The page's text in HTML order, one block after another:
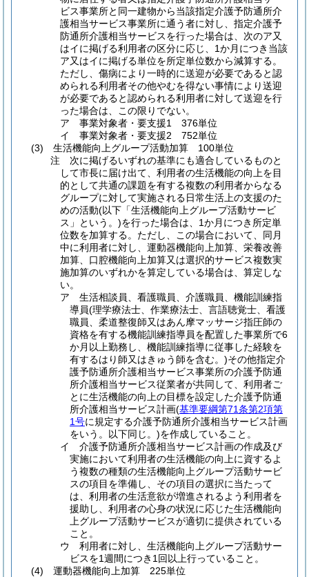
ビス事業所と同一建物から当該指定介護予防通所介
護相当サービス事業所に通う者に対し、指定介護予
防通所介護相当サービスを行った場合は、次のア又
はイに掲げる利用者の区分に応じ、1か月につき当該
ア又はイに掲げる単位を所定単位数から減算する。
ただし、傷病により一時的に送迎が必要であると認
められる利用者その他やむを得ない事情により送迎
が必要であると認められる利用者に対して送迎を行
った場合は、この限りでない。
ア 事業対象者・要支援1 376単位
イ 事業対象者・要支援2 752単位
(3) 生活機能向上グループ活動加算 100単位
注 次に掲げるいずれの基準にも適合しているものと
して市長に届け出て、利用者の生活機能の向上を目
的として共通の課題を有する複数の利用者からなる
グループに対して実施される日常生活上の支援のた
めの活動(以下「生活機能向上グループ活動サービ
ス」という。)を行った場合は、1か月につき所定単
位数を加算する。ただし、この場合において、同月
中に利用者に対し、運動器機能向上加算、栄養改善
加算、口腔機能向上加算又は選択的サービス複数実
施加算のいずれかを算定している場合は、算定しな
い。
ア 生活相談員、看護職員、介護職員、機能訓練指
導員(理学療法士、作業療法士、言語聴覚士、看護
職員、柔道整復師又はあん摩マッサージ指圧師の
資格を有する機能訓練指導員を配置した事業所で6
か月以上勤務し、機能訓練指導に従事した経験を
有するはり師又はきゅう師を含む。)その他指定介
護予防通所介護相当サービス事業所の介護予防通
所介護相当サービス従業者が共同して、利用者ご
とに生活機能の向上の目標を設定した介護予防通
所介護相当サービス計画(基準要綱第71条第2項第
1号に規定する介護予防通所介護相当サービス計画
をいう。以下同じ。)を作成していること。
イ 介護予防通所介護相当サービス計画の作成及び
実施において利用者の生活機能の向上に資するよ
う複数の種類の生活機能向上グループ活動サービ
スの項目を準備し、その項目の選択に当たって
は、利用者の生活意欲が増進されるよう利用者を
援助し、利用者の心身の状況に応じた生活機能向
上グループ活動サービスが適切に提供されている
こと。
ウ 利用者に対し、生活機能向上グループ活動サー
ビスを1週間につき1回以上行っていること。
(4) 運動器機能向上加算 225単位